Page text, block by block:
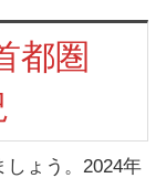
都圏
ょう。2024年